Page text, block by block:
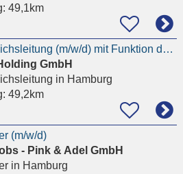
49,1km
Wohnbereichsleitung (m/w/d) mit Funktion der stell.PDL
GmbH
in Hamburg
49,2km
(m/w/d)
- Pink & Adel GmbH
in Hamburg